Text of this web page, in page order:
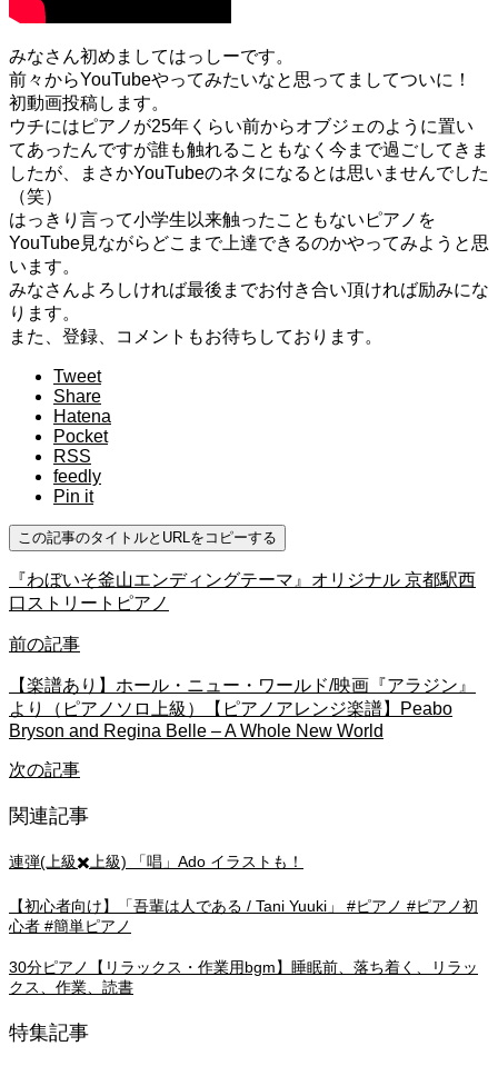
みなさん初めましてはっしーです。
前々からYouTubeやってみたいなと思ってましてついに！
初動画投稿します。
ウチにはピアノが25年くらい前からオブジェのように置い
てあったんですが誰も触れることもなく今まで過ごしてきま
したが、まさかYouTubeのネタになるとは思いませんでした
（笑）
はっきり言って小学生以来触ったこともないピアノを
YouTube見ながらどこまで上達できるのかやってみようと思
います。
みなさんよろしければ最後までお付き合い頂ければ励みにな
ります。
また、登録、コメントもお待ちしております。
Tweet
Share
Hatena
Pocket
RSS
feedly
Pin it
この記事のタイトルとURLをコピーする
『わぼいそ釜山エンディングテーマ』オリジナル 京都駅西
口ストリートピアノ
前の記事
【楽譜あり】ホール・ニュー・ワールド/映画『アラジン』
より（ピアノソロ上級）【ピアノアレンジ楽譜】Peabo
Bryson and Regina Belle – A Whole New World
次の記事
関連記事
連弾(上級✖️上級) 「唱」Ado イラストも！
【初心者向け】「吾輩は人である / Tani Yuuki」 #ピアノ #ピアノ初
心者 #簡単ピアノ
30分ピアノ【リラックス・作業用bgm】睡眠前、落ち着く、リラッ
クス、作業、読書
特集記事